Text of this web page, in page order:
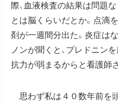
際、血液検査の結果は問題
とは脳くらいだとか。点滴
剤が一週間分出た。炎症は
ノンが聞くと、プレドニン
抗力が弱まるからと看護師さ
思わず私は４０数年前を